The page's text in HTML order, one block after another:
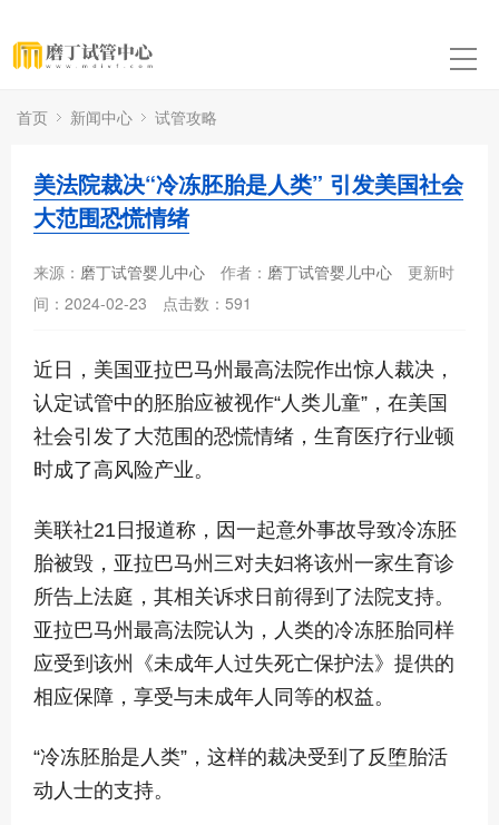
首页 新闻中心 试管攻略
美法院裁决“冷冻胚胎是人类” 引发美国社会
大范围恐慌情绪
来源： 磨丁试管婴儿中心 作者： 磨丁试管婴儿中心
更新时
间：2024-02-23
点击数： 591
近日，美国亚拉巴马州最高法院作出惊人裁决，
认定试管中的胚胎应被视作“人类儿童”，在美国
社会引发了大范围的恐慌情绪，生育医疗行业顿
时成了高风险产业。
美联社21日报道称，因一起意外事故导致冷冻胚
胎被毁，亚拉巴马州三对夫妇将该州一家生育诊
所告上法庭，其相关诉求日前得到了法院支持。
亚拉巴马州最高法院认为，人类的冷冻胚胎同样
应受到该州《未成年人过失死亡保护法》提供的
相应保障，享受与未成年人同等的权益。
“冷冻胚胎是人类”，这样的裁决受到了反堕胎活
动人士的支持。